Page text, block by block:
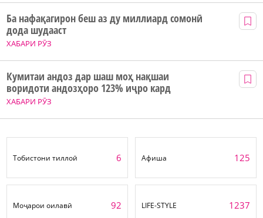
ХАБАРИ РӮЗ
Ба нафақагирон беш аз ду миллиард сомонӣ
дода шудааст
ХАБАРИ РӮЗ
Кумитаи андоз дар шаш моҳ нақшаи
воридоти андозҳоро 123% иҷро кард
Тобистони тиллоӣ 6 Афиша 125
Моҷарои оилавӣ 92 LIFE-STYLE 1237